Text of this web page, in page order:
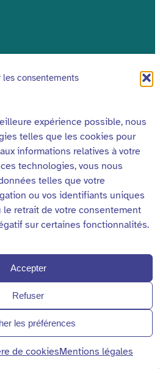
les consentements
expérience possible, nous
telles que les cookies pour
informations relatives à votre
technologies, vous nous
telles que votre
ou vos identifiants uniques
le retrait de votre consentement
sur certaines fonctionnalités.
Accepter
Refuser
les préférences
de cookiesMentions légales